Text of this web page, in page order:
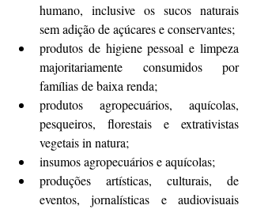
humano, inclusive os sucos naturais
sem adição de açúcares e conservantes;
produtos de higiene pessoal e limpeza
majoritariamente consumidos por
famílias de baixa renda;
produtos agropecuários, aquícolas,
pesqueiros, florestais e extrativistas
vegetais in natura;
insumos agropecuários e aquícolas;
produções artísticas, culturais, de
eventos, jornalísticas e audiovisuais